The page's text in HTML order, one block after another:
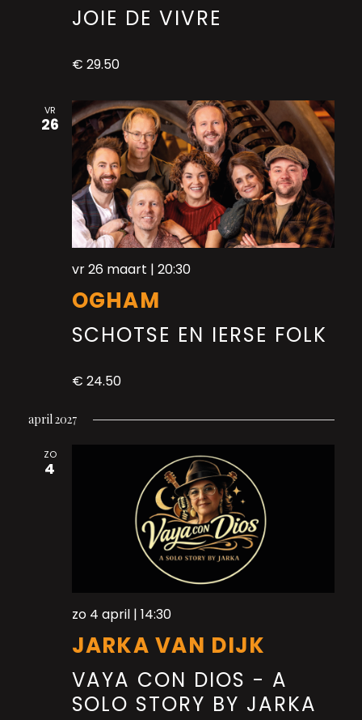
JOIE DE VIVRE
€ 29.50
VR
26
vr 26 maart | 20:30
OGHAM
SCHOTSE EN IERSE FOLK
€ 24.50
april 2027
ZO
4
zo 4 april | 14:30
JARKA VAN DIJK
VAYA CON DIOS - A
SOLO STORY BY JARKA